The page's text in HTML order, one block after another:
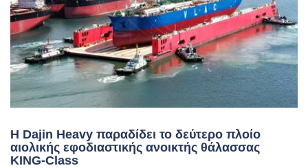
Η Dajin Heavy παραδίδει το δεύτερο πλοίο
αιολικής εφοδιαστικής ανοικτής θάλασσας
KING-Class